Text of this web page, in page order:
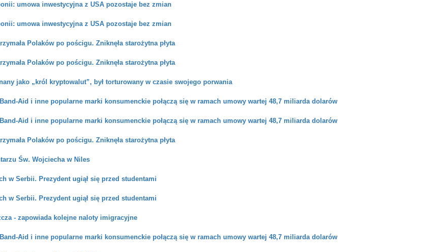
umowa inwestycyjna z USA pozostaje bez zmian
umowa inwestycyjna z USA pozostaje bez zmian
Polaków po pościgu. Zniknęła starożytna płyta
Polaków po pościgu. Zniknęła starożytna płyta
jako „król kryptowalut”, był torturowany w czasie swojego porwania
Aid i inne popularne marki konsumenckie połączą się w ramach umowy wartej 48,7 miliarda dolarów
Aid i inne popularne marki konsumenckie połączą się w ramach umowy wartej 48,7 miliarda dolarów
Polaków po pościgu. Zniknęła starożytna płyta
Św. Wojciecha w Niles
w Serbii. Prezydent ugiął się przed studentami
w Serbii. Prezydent ugiął się przed studentami
- zapowiada kolejne naloty imigracyjne
Aid i inne popularne marki konsumenckie połączą się w ramach umowy wartej 48,7 miliarda dolarów